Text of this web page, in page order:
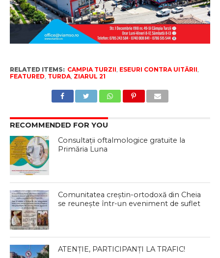
RELATED ITEMS: CAMPIA TURZII ESEURI CONTRA UITĂRII
FEATURED TURDA, ZIARUL 21
RECOMMENDED FOR YOU
Consultații oftalmologice gratuite la
Primăria Luna
Comunitatea creștin-ortodoxă din Cheia
se reunește într-un eveniment de suflet
ATENȚIE, PARTICIPANȚI LA TRAFIC!